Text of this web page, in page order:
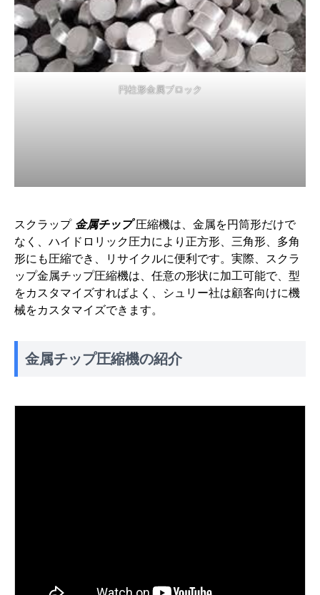
円柱形金属ブロック
スクラップ 金属チップ圧縮機は、金属を円筒形だけで
なく、ハイドロリック圧力により正方形、三角形、多角
形にも圧縮でき、リサイクルに便利です。実際、スクラ
ップ金属チップ圧縮機は、任意の形状に加工可能で、型
をカスタマイズすればよく、シュリー社は顧客向けに機
械をカスタマイズできます。
金属チップ圧縮機の紹介